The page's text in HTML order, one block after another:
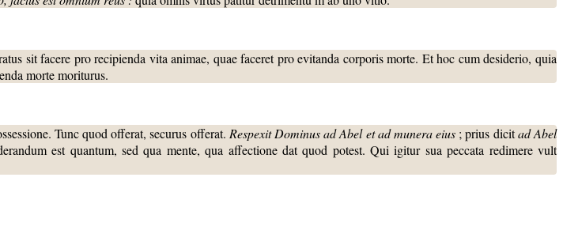
sit facere pro recipienda vita animae, quae faceret pro evitanda corporis morte. Et hoc cum desiderio, quia
morte moriturus.
Tunc quod offerat, securus offerat. Respexit Dominus ad Abel et ad munera eius ; prius dicitad Abel
est quantum, sed qua mente, qua affectione dat quod potest. Qui igitur sua peccata redimere vult